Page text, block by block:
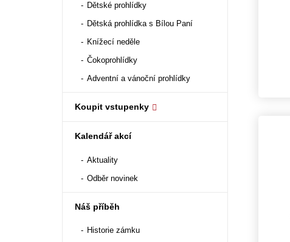
Dětské prohlídky
Dětská prohlídka s Bílou Paní
Knížecí neděle
Čokoprohlídky
Adventní a vánoční prohlídky
Koupit vstupenky
Kalendář akcí
Aktuality
Odběr novinek
Náš příběh
Historie zámku